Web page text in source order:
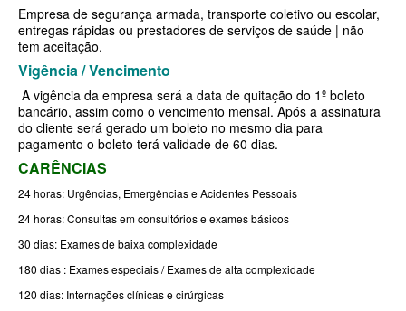
GNDI PLANO DE SAÚDE FAMILIAR
GARANTIA GS PLANO DE SAÚDE FAMILIAR
INTERCLINICAS PLANO DE SAÚDE FAMILIAR
KIPP PLANO DE SAÚDE FAMILIAR
MED TOUR PLANO DE SAÚDE FAMILIAR
PLENA PLANO DE SAÚDE FAMILIAR
QSAUDE PLANO DE SAÚDE FAMILIAR
Empresa de segurança armada, transporte coletivo ou escolar,
entregas rápidas ou prestadores de serviços de saúde | não
tem aceitação.
Vigência / Vencimento
A vigência da empresa será a data de quitação do 1º boleto
bancário, assim como o vencimento mensal. Após a assinatura
do cliente será gerado um boleto no mesmo dia para
pagamento o boleto terá validade de 60 dias.
CARÊNCIAS
24 horas: Urgências, Emergências e Acidentes Pessoais
24 horas: Consultas em consultórios e exames básicos
30 dias: Exames de baixa complexidade
180 dias : Exames especiais / Exames de alta complexidade
120 dias: Internações clínicas e cirúrgicas